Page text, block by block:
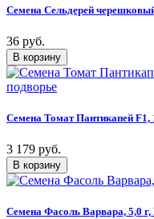
Семена Сельдерей
36 руб.
Семена Томат Пантикапей
3 179 руб.
Семена Фасоль Варвара, 5,0